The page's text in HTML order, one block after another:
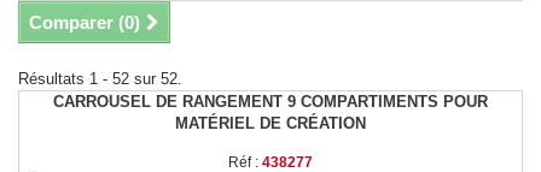
Comparer (0)
Résultats 1 - 52 sur 52.
CARROUSEL DE RANGEMENT 9 COMPARTIMENTS POUR
MATÉRIEL DE CRÉATION
Réf : 438277